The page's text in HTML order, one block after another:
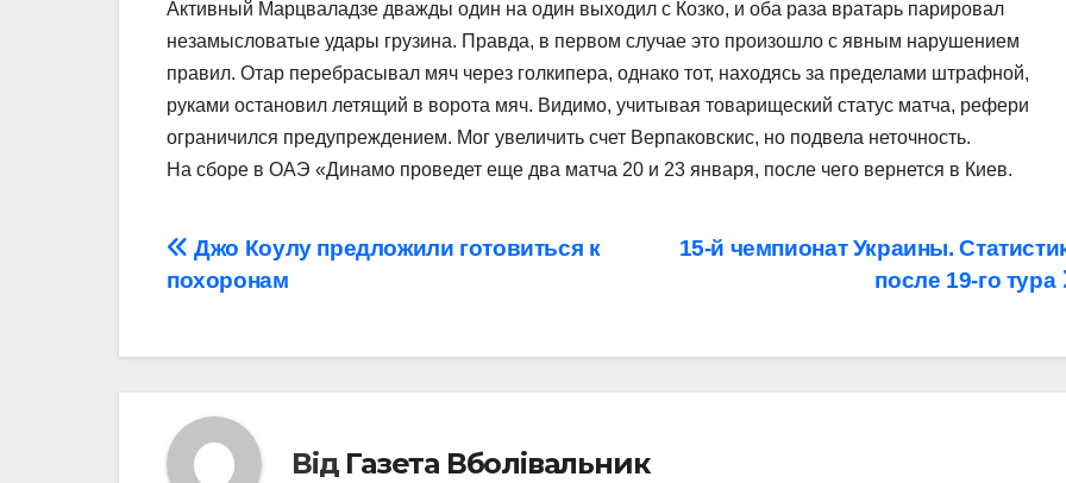
Активный Марцваладзе дважды один на один выходил с Козко, и оба раза вратарь парировал
незамысловатые удары грузина. Правда, в первом случае это произошло с явным нарушением
правил. Отар перебрасывал мяч через голкипера, однако тот, находясь за пределами штрафной,
руками остановил летящий в ворота мяч. Видимо, учитывая товарищеский статус матча, рефери
ограничился предупреждением. Мог увеличить счет Верпаковскис, но подвела неточность.
На сборе в ОАЭ «Динамо проведет еще два матча 20 и 23 января, после чего вернется в Киев.
Навігація
записів
15-й чемпионат Украины.
после 19-го тура
Джо Коулу предложили готовиться к
похоронам
Від Газета Вболівальник